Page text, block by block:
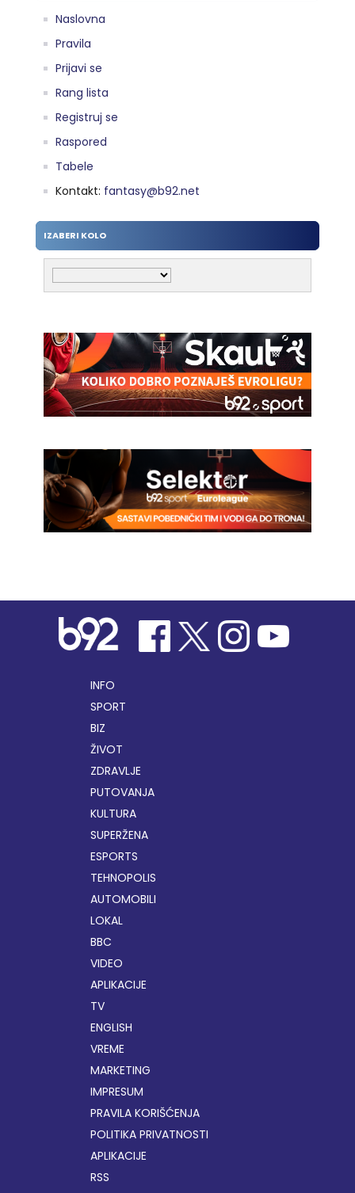
Naslovna
Pravila
Prijavi se
Rang lista
Registruj se
Raspored
Tabele
Kontakt: fantasy@b92.net
IZABERI KOLO
INFO
SPORT
BIZ
ŽIVOT
ZDRAVLJE
PUTOVANJA
KULTURA
SUPERŽENA
ESPORTS
TEHNOPOLIS
AUTOMOBILI
LOKAL
BBC
VIDEO
APLIKACIJE
TV
ENGLISH
VREME
MARKETING
IMPRESUM
PRAVILA KORIŠĆENJA
POLITIKA PRIVATNOSTI
APLIKACIJE
RSS